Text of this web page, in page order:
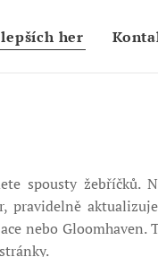
her
spousty žebříčků.
pravidelně
nebo Gloomhaven.